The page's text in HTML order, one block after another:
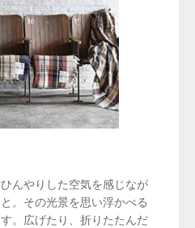
んやりした空気を感じなが
。その光景を思い浮かべる
。広げたり、折りたたんだ